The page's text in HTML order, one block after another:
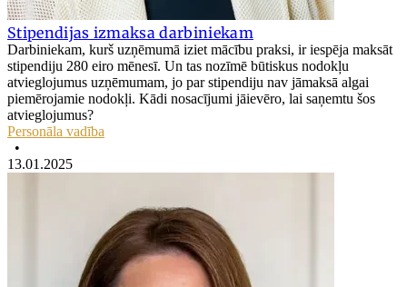
Stipendijas izmaksa darbiniekam
Darbiniekam, kurš uzņēmumā iziet mācību praksi, ir iespēja maksāt
stipendiju 280 eiro mēnesī. Un tas nozīmē būtiskus nodokļu
atvieglojumus uzņēmumam, jo par stipendiju nav jāmaksā algai
piemērojamie nodokļi. Kādi nosacījumi jāievēro, lai saņemtu šos
atvieglojumus?
Personāla vadība
•
13.01.2025